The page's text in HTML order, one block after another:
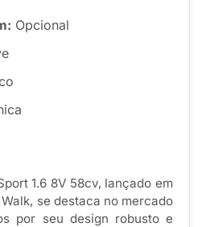
Opcional
1.6 8V 58cv, lançado em
se destaca no mercado
por seu design robusto e